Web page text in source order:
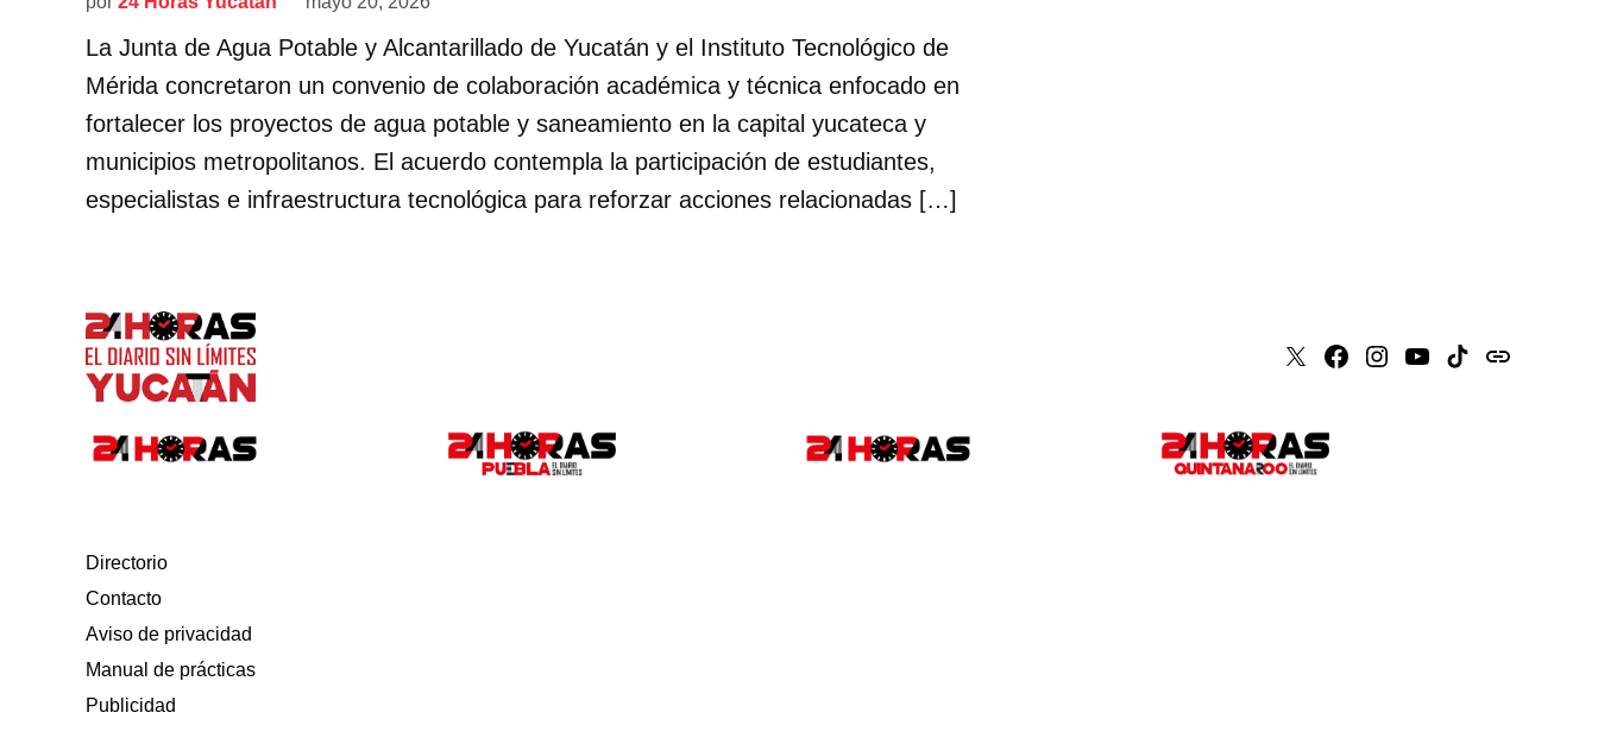
La Junta de Agua Potable y Alcantarillado de Yucatán y el Instituto Tecnológico de
Mérida concretaron un convenio de colaboración académica y técnica enfocado en
fortalecer los proyectos de agua potable y saneamiento en la capital yucateca y
municipios metropolitanos. El acuerdo contempla la participación de estudiantes,
especialistas e infraestructura tecnológica para reforzar acciones relacionadas […]
X Faceboook
Instagram
Youtube
Tiktokissuu
Directorio
Contacto
Aviso de privacidad
Manual de prácticas
Publicidad